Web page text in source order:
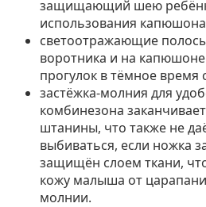
защищающий шею
использования
светоотражающие
воротника и на капюшоне
прогулок в тёмное время
застёжка-молния для
комбинезона
штанины, что также не
выбиваться, если ножка
защищён слоем ткани,
кожу малыша от
молнии.